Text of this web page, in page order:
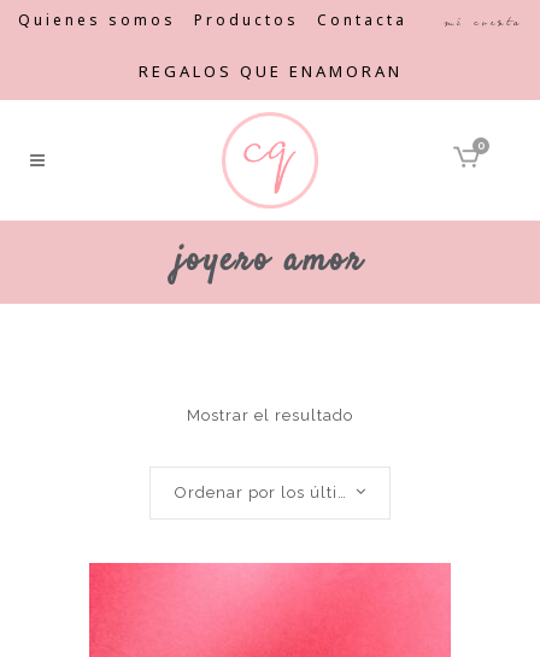
Quienes somos Productos Contacta Mi cuenta
REGALOS QUE ENAMORAN
0
joyero amor
Mostrar el resultado
Ordenar por los últimos